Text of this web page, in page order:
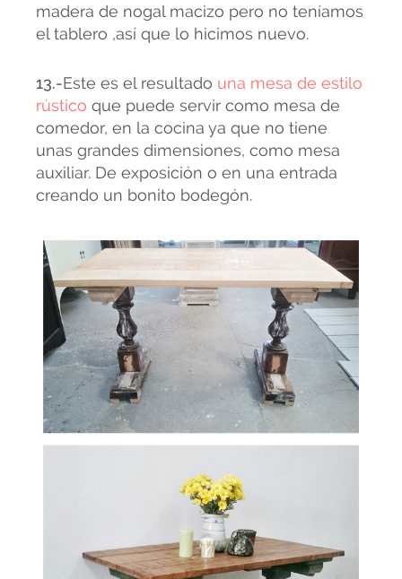
madera de nogal macizo pero no teníamos
el tablero ,así que lo hicimos nuevo.
13.-Este es el resultado una mesa de estilo
rústico que puede servir como mesa de
comedor, en la cocina ya que no tiene
unas grandes dimensiones, como mesa
auxiliar. De exposición o en una entrada
creando un bonito bodegón.